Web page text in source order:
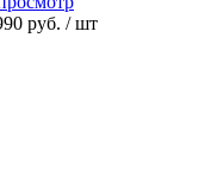
руб. / шт